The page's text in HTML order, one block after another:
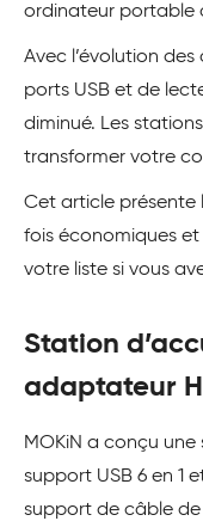
ordinateur portable
Avec l’évolution
ports USB et de
diminué. Les
transformer votre
Cet article présente
fois économiques
votre liste si vous
Station
adaptateur
MOKiN a conçu une
support USB 6 en 1
support de câble